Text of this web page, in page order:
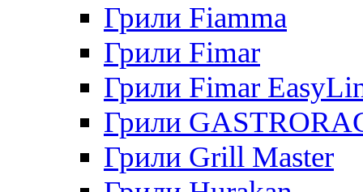
Грили Fiamma
Грили Fimar
Грили Fimar
Грили
Грили Grill Master